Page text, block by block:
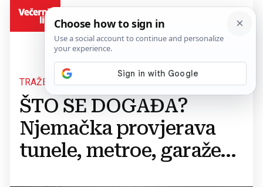
TRAŽE SE SKLONIŠTA
ŠTO SE DOGAĐA?
Njemačka provjerava
tunele, metroe, garaže...